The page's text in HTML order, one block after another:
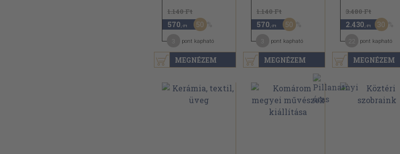
MEGNÉZEM
1.140 Ft
570 ,-Ft 50
pont kapható
MEGNÉZEM
1.140 Ft
570 ,-Ft 50
pont kapható
MEGNÉZEM
3.480 Ft
2.430 ,-Ft 30
pont kapható